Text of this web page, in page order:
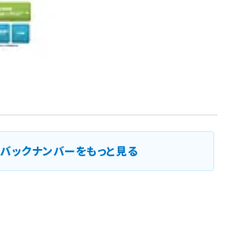
バックナンバーをもっと見る